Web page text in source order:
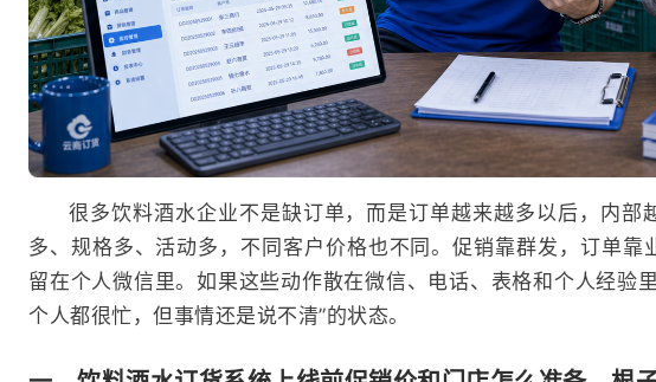
很多饮料酒水企业不是缺订单，而是订单越来越多以后，内部
多、规格多、活动多，不同客户价格也不同。促销靠群发，订单靠
留在个人微信里。如果这些动作散在微信、电话、表格和个人经验
个人都很忙，但事情还是说不清”的状态。